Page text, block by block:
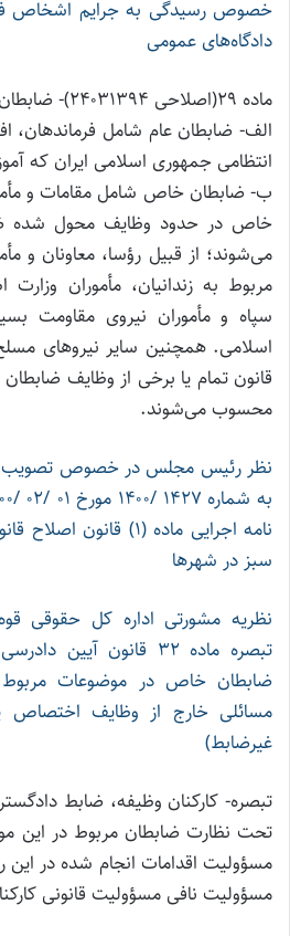
خصوص رسیدگی به جرایم اشخاص
دادگاه‌های عمومی
ماده ۲۹(اصلاحی ۲۴۰۳۱۳۹۴)- ضابطان دادگستری عبارتند از:
الف- ضابطان عام شامل فرماندهان،
انتظامی جمهوری اسلامی ایران که
ب- ضابطان خاص شامل مقامات و
خاص در حدود وظایف محول شده
می‌شوند؛ از قبیل رؤسا، معاونان و
مربوط به زندانیان، مأموران وزارت
سپاه و مأموران‏ نیروی‏ مقاومت‏
اسلامی. همچنین سایر نیروهای
قانون تمام یا برخی از وظایف
محسوب می‌شوند.
نظر رئیس مجلس در خصوص تصویب
نامه اجرایی ماده (۱)
سبز در شهرها
نظریه مشورتی اداره کل حقوقی
تبصره ماده ۳۲ قانون
ضابطان خاص در موضوعات مربوط
مسائلی خارج از وظایف اختصاص
غیرضابط)
تبصره- کارکنان وظیفه، ضابط
تحت نظارت ضابطان مربوط در این
مسؤولیت اقدامات انجام شده در این
مسؤولیت نافی مسؤولیت قانونی